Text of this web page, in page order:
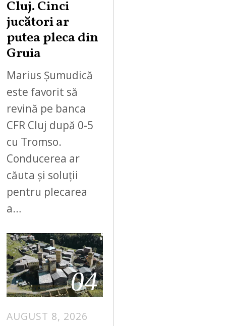
Cluj. Cinci
jucători ar
putea pleca din
Gruia
Marius Șumudică
este favorit să
revină pe banca
CFR Cluj după 0-5
cu Tromso.
Conducerea ar
căuta și soluții
pentru plecarea
a…
04
AUGUST 8, 2026